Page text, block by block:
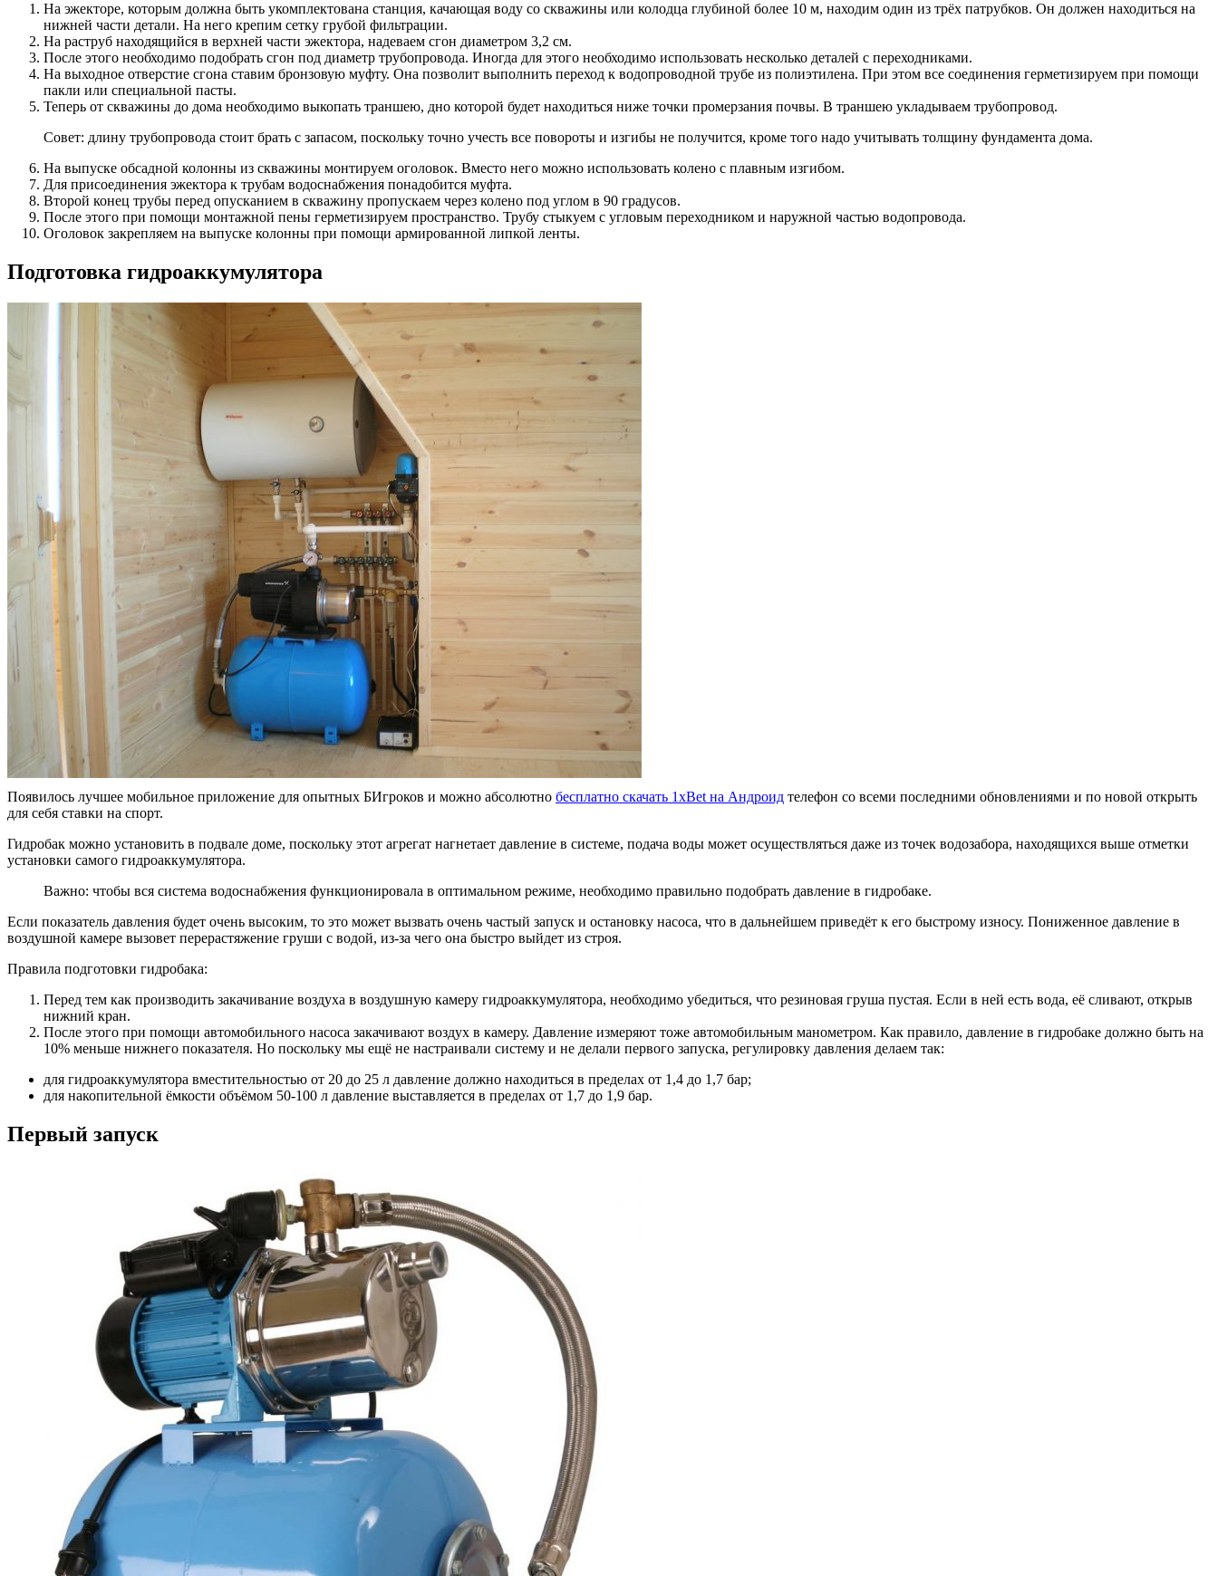
На эжекторе, которым должна быть укомплектована станция, качающая воду со скважины или колодца глубиной более 10 м, находим один из трёх патрубков. Он должен находиться на
нижней части детали. На него крепим сетку грубой фильтрации.
На раструб находящийся в верхней части эжектора, надеваем сгон диаметром 3,2 см.
После этого необходимо подобрать сгон под диаметр трубопровода. Иногда для этого необходимо использовать несколько деталей с переходниками.
На выходное отверстие сгона ставим бронзовую муфту. Она позволит выполнить переход к водопроводной трубе из полиэтилена. При этом все соединения герметизируем при помощи
пакли или специальной пасты.
Теперь от скважины до дома необходимо выкопать траншею, дно которой будет находиться ниже точки промерзания почвы. В траншею укладываем трубопровод.
Совет: длину трубопровода стоит брать с запасом, поскольку точно учесть все повороты и изгибы не получится, кроме того надо учитывать толщину фундамента дома.
На выпуске обсадной колонны из скважины монтируем оголовок. Вместо него можно использовать колено с плавным изгибом.
Для присоединения эжектора к трубам водоснабжения понадобится муфта.
Второй конец трубы перед опусканием в скважину пропускаем через колено под углом в 90 градусов.
После этого при помощи монтажной пены герметизируем пространство. Трубу стыкуем с угловым переходником и наружной частью водопровода.
Оголовок закрепляем на выпуске колонны при помощи армированной липкой ленты.
Подготовка гидроаккумулятора
Появилось лучшее мобильное приложение для опытных БИгроков и можно абсолютно бесплатно скачать 1xBet на Андроид телефон со всеми последними обновлениями и по новой открыть
для себя ставки на спорт.
Гидробак можно установить в подвале доме, поскольку этот агрегат нагнетает давление в системе, подача воды может осуществляться даже из точек водозабора, находящихся выше отметки
установки самого гидроаккумулятора.
Важно: чтобы вся система водоснабжения функционировала в оптимальном режиме, необходимо правильно подобрать давление в гидробаке.
Если показатель давления будет очень высоким, то это может вызвать очень частый запуск и остановку насоса, что в дальнейшем приведёт к его быстрому износу. Пониженное давление в
воздушной камере вызовет перерастяжение груши с водой, из-за чего она быстро выйдет из строя.
Правила подготовки гидробака:
Перед тем как производить закачивание воздуха в воздушную камеру гидроаккумулятора, необходимо убедиться, что резиновая груша пустая. Если в ней есть вода, её сливают, открыв
нижний кран.
После этого при помощи автомобильного насоса закачивают воздух в камеру. Давление измеряют тоже автомобильным манометром. Как правило, давление в гидробаке должно быть на
10% меньше нижнего показателя. Но поскольку мы ещё не настраивали систему и не делали первого запуска, регулировку давления делаем так:
для гидроаккумулятора вместительностью от 20 до 25 л давление должно находиться в пределах от 1,4 до 1,7 бар;
для накопительной ёмкости объёмом 50-100 л давление выставляется в пределах от 1,7 до 1,9 бар.
Первый запуск